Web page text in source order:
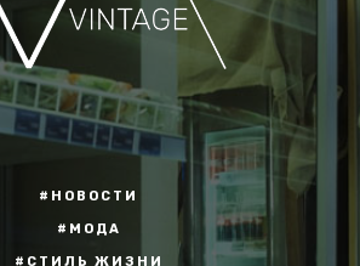
#НОВОСТИ
#МОДА
#СТИЛЬ ЖИЗНИ